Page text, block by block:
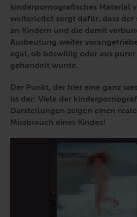
kinderpornografisches Material
weiterleitet sorgt dafür, dass der
an Kindern und die damit
Ausbeutung weiter
egal, ob böswillig oder aus
gehandelt wurde.
Der Punkt, der hier eine ganz
ist der: Viele der
Darstellungen zeigen einen
Missbrauch eines Kindes!